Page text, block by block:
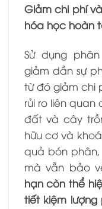
Giảm chi phí
hóa học hoàn
Sử dụng
giảm dần sự
từ đó giảm chi
rủi ro liên
đất và cây
hữu cơ và
quả bón
mà vẫn bảo
hạn còn thể
tiết kiệm